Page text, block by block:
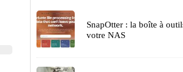
SnapOtter : la boîte à
votre NAS